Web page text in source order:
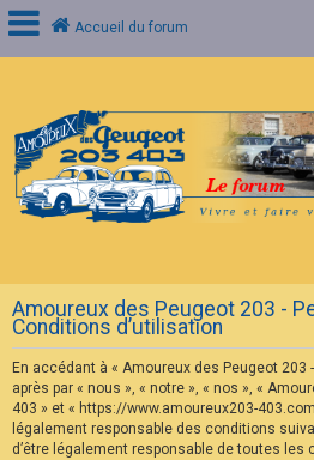
o
n
n
e
x
I
n
s
c
r
i
p
t
Accueil du forum
Amoureux des Peugeot 203 -
Conditions d’utilisation
En accédant à « Amoureux des Peugeot 203
après par « nous », « notre », « nos », «
403 » et « https://www.amoureux203-
légalement responsable des conditions
d’être légalement responsable de toutes